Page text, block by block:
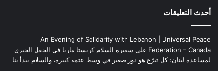
أحدث التعليقات
An Evening of Solidarity with Lebanon | Universal Peace
Federation – Canada على سفيرة السلام كريستا ماريا في الحفل الخيري
لمساعدة لبنان: كل تبرّع هو نور صغير في وسط عتمة كبيرة، والسلام يبدأ بنا